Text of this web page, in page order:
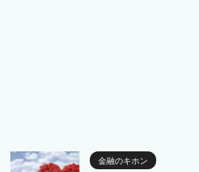
金融のキホン